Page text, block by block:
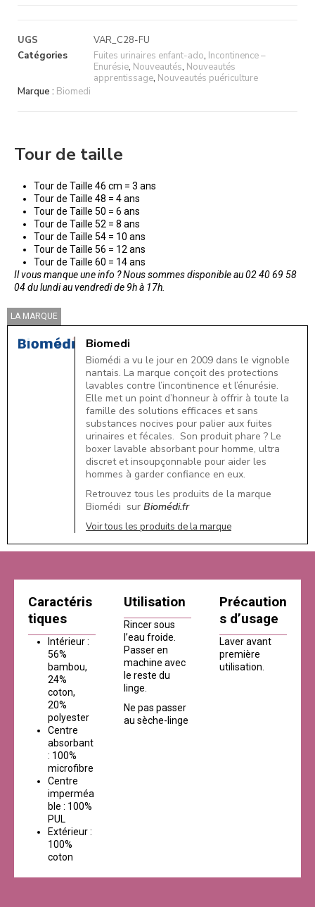
UGS
VAR_C28-FU
Catégories
Fuites urinaires enfant-ado, Incontinence –
Enurésie, Nouveautés, Nouveautés
apprentissage, Nouveautés puériculture
Marque : Biomedi
Tour de taille
Tour de Taille 46 cm = 3 ans
Tour de Taille 48 = 4 ans
Tour de Taille 50 = 6 ans
Tour de Taille 52 = 8 ans
Tour de Taille 54 = 10 ans
Tour de Taille 56 = 12 ans
Tour de Taille 60 = 14 ans
Il vous manque une info ? Nous sommes disponible au 02 40 69 58
04 du lundi au vendredi de 9h à 17h.
LA MARQUE
Biomedi
Biomédi a vu le jour en 2009 dans le vignoble
nantais. La marque conçoit des protections
lavables contre l’incontinence et l’énurésie.
Elle met un point d’honneur à offrir à toute la
famille des solutions efficaces et sans
substances nocives pour palier aux fuites
urinaires et fécales. Son produit phare ? Le
boxer lavable absorbant pour homme, ultra
discret et insoupçonnable pour aider les
hommes à garder confiance en eux.
Retrouvez tous les produits de la marque
Biomédi sur Biomédi.fr
Voir tous les produits de la marque
Caractéris
tiques
Intérieur :
56%
bambou,
24%
coton,
20%
polyester
Centre
absorbant
: 100%
microfibre
Centre
imperméa
ble : 100%
PUL
Extérieur :
100%
coton
Utilisation
Rincer sous
l’eau froide.
Passer en
machine avec
le reste du
linge.
Ne pas passer
au sèche-linge
Précaution
s d’usage
Laver avant
première
utilisation.